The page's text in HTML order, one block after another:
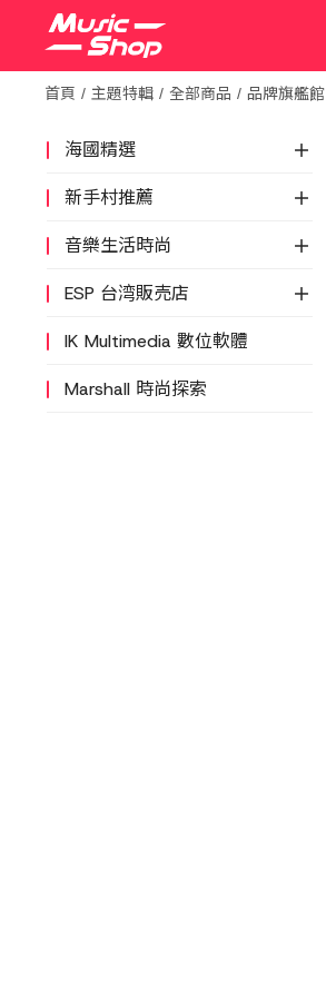
首頁 主題特輯 全部商品 品牌旗艦館
海國精選
新手村推薦
音樂生活時尚
ESP 台湾販売店
IK Multimedia 數位軟體
Marshall 時尚探索